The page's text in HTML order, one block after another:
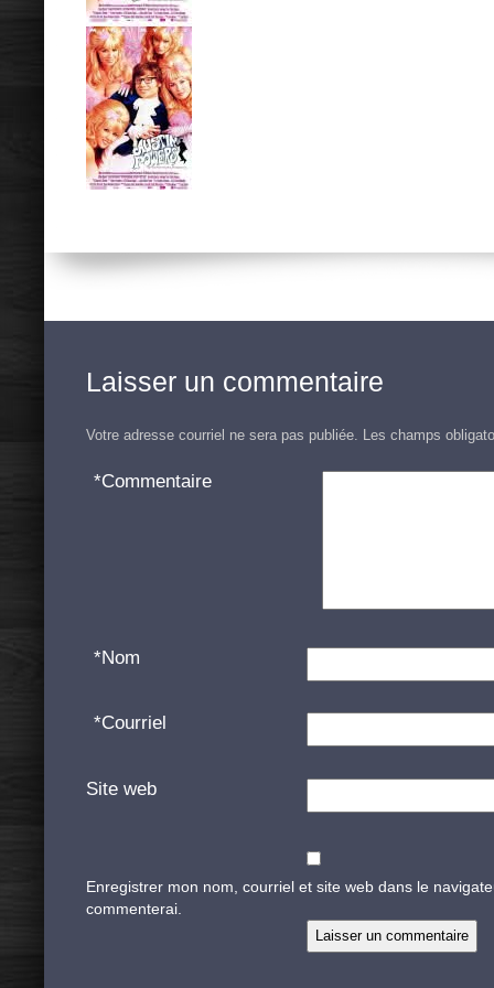
Laisser un commentaire
Votre adresse courriel ne sera pas publiée. Les champs
Commentaire
*
Nom
*
Courriel
*
Site web
Enregistrer mon nom, courriel et site web dans le
commenterai.